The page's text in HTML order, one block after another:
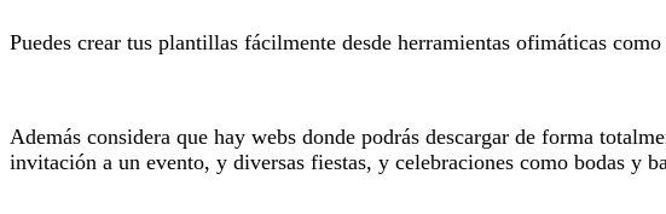
Puedes crear tus plantillas fácilmente desde herramientas ofimáticas
Además considera que hay webs donde podrás descargar de forma
invitación a un evento, y diversas fiestas, y celebraciones como bodas y